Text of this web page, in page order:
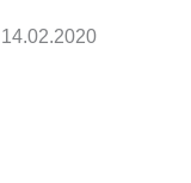
14.02.2020